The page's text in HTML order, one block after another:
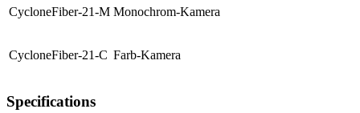
CycloneFiber-21-M Monochrom-Kamera
CycloneFiber-21-C Farb-Kamera
Specifications